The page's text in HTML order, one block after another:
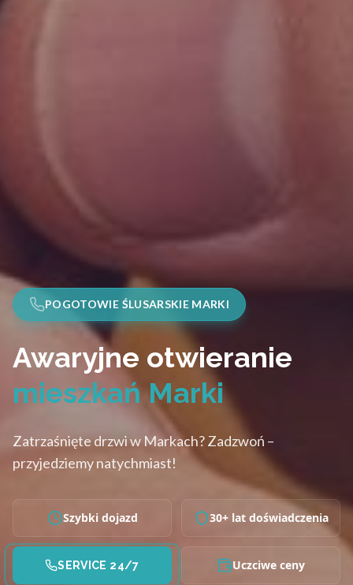
POGOTOWIE ŚLUSARSKIE MARKI
Awaryjne otwieranie
mieszkań Marki
Zatrzaśnięte drzwi w Markach? Zadzwoń –
przyjedziemy natychmiast!
Szybki dojazd 30+ lat doświadczenia
SERVICE 24/7 Uczciwe ceny